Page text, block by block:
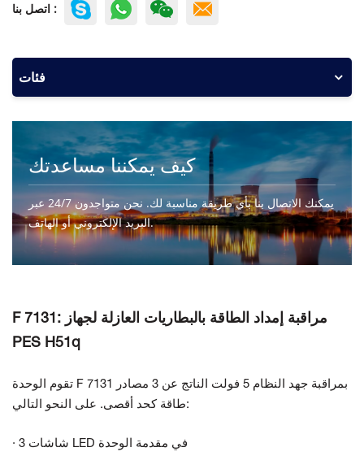
اتصل بنا :
فئات
كيف يمكننا مساعدتك
يمكنك الاتصال بنا بأي طريقة مناسبة لك. نحن متواجدون 24/7 عبر
البريد الإلكتروني أو الهاتف.
اتصل بنا
F 7131: مراقبة إمداد الطاقة بالبطاريات العازلة لجهاز
PES H51q
تقوم الوحدة F 7131 بمراقبة جهد النظام 5 فولت الناتج عن 3 مصادر
طاقة كحد أقصى. على النحو التالي:
· 3 شاشات LED في مقدمة الوحدة